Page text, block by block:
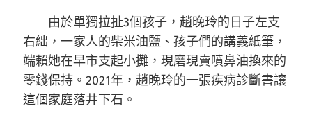
由於單獨拉扯3個孩子，趙晚玲的日子左支
右絀，一家人的柴米油鹽、孩子們的講義紙筆，
端賴她在早市支起小攤，現磨現賣噴鼻油換來的
零錢保持。2021年，趙晚玲的一張疾病診斷書讓
這個家庭落井下石。